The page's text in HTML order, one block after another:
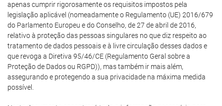
apenas cumprir rigorosamente os requisitos impostos pela
legislação aplicável (nomeadamente o Regulamento (UE) 2016/679
do Parlamento Europeu e do Conselho, de 27 de abril de 2016,
relativo à proteção das pessoas singulares no que diz respeito ao
tratamento de dados pessoais e à livre circulação desses dados e
que revoga a Diretiva 95/46/CE (Regulamento Geral sobre a
Proteção de Dados ou RGPD)), mas também ir mais além,
assegurando e protegendo a sua privacidade na máxima medida
possível.